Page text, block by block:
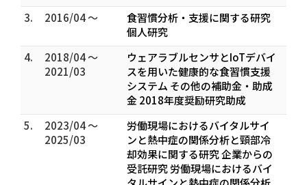
3.
2016/04 ～
食習慣分析・支援に関する研究
個人研究
4.
2018/04 ～
2021/03
ウェアラブルセンサとIoTデバイ
スを用いた健康的な食習慣支援
システム その他の補助金・助成
金 2018年度奨励研究助成
5.
2023/04 ～
2025/03
労働現場におけるバイタルサイ
ンと熱中症の関係分析と頸部冷
却効果に関する研究 企業からの
受託研究 労働現場におけるバイ